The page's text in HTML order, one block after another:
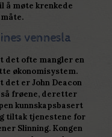
å møte krenkede
vennesla
det ofte mangler en
økonomisystem.
det er John Deacon
frøene, deretter
kunnskapsbasert
tiltak tjenestene for
Slinning. Kongen